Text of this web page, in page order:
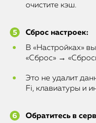
очистите кэш.
Сброс настроек:
В «Настройках»
«Сброс» →
Это не удалит
Fi, клавиатуры и
Обратитесь в